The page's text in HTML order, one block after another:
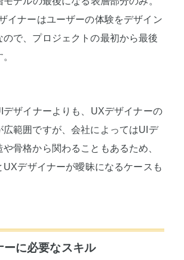
イナーはユーザーの体験をデザイン
ので、プロジェクトの最初から最後
デザイナーよりも、UXデザイナーの
広範囲ですが、会社によってはUIデ
骨格から関わることもあるため、
UXデザイナーが曖昧になるケースも
ーに必要なスキル